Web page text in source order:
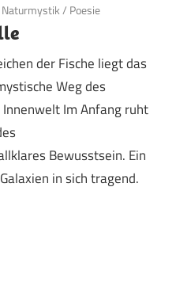
Naturmystik/ Poesie
der Fische liegt das
Weg des
Im Anfang ruht
Bewusstsein. Ein
in sich tragend.